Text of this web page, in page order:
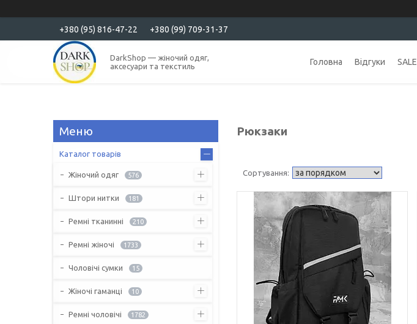
+380 (95) 816-47-22 +380 (99) 709-31-37
DarkShop — жіночий одяг,
аксесуари та текстиль
Головна Відгуки SALE
Рюкзаки
Каталог товарів
Жіночий одяг 576
Штори нитки 181
Ремні тканинні 210
Ремні жіночі 1733
Чоловічі сумки 15
Жіночі гаманці 10
Ремні чоловічі 1782